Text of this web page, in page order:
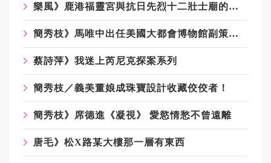
樂風》鹿港福靈宮與抗日先烈十二壯士廟的故事
簡秀枝》馬唯中出任美國大都會博物館副策展人
蔡詩萍》我迷上芮尼克探案系列
簡秀枝／義美董娘成珠寶設計收藏佼佼者！
簡秀枝》席德進《凝視》 愛慾情愁不曾遠離
唐毛》松X路某大樓那一層有東西